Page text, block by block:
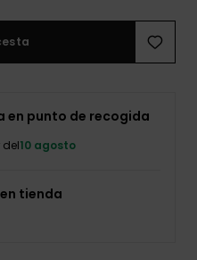
en punto de recogida
del10 agosto
tienda